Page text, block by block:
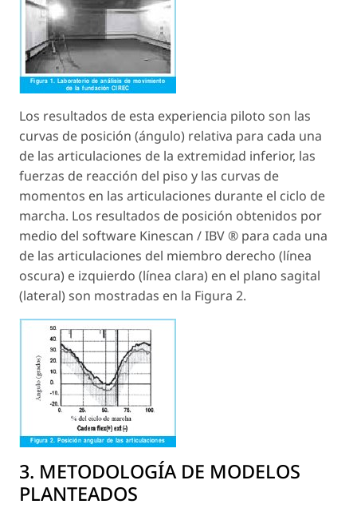
Los resultados de esta experiencia piloto son las
curvas de posición (ángulo) relativa para cada una
de las articulaciones de la extremidad inferior, las
fuerzas de reacción del piso y las curvas de
momentos en las articulaciones durante el ciclo de
marcha. Los resultados de posición obtenidos por
medio del software Kinescan / IBV ® para cada una
de las articulaciones del miembro derecho (línea
oscura) e izquierdo (línea clara) en el plano sagital
(lateral) son mostradas en la Figura 2.
3. METODOLOGÍA DE MODELOS
PLANTEADOS